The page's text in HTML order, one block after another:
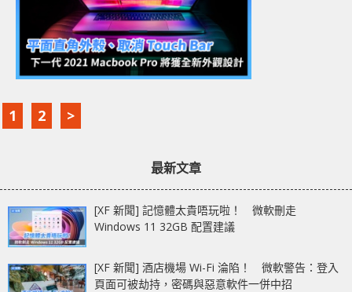
1 2 >
最新文章
[XF 新聞] 記憶體太貴唔玩啦！ 微軟刪走
Windows 11 32GB 配置建議
[XF 新聞] 酒店機場 Wi-Fi 淪陷！ 微軟警告：登入
頁面可被劫持，密碼與惡意軟件一併中招